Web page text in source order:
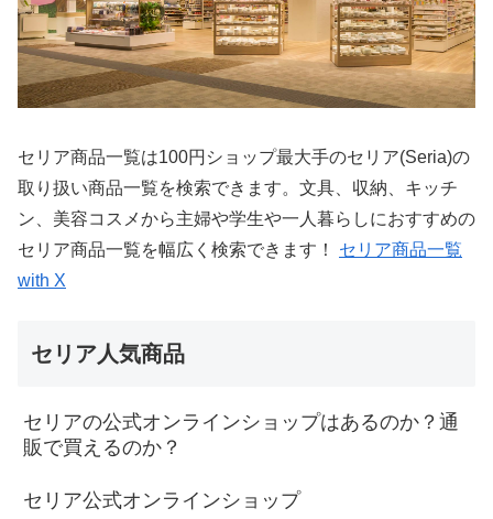
セリア商品一覧は100円ショップ最大手のセリア(Seria)の
取り扱い商品一覧を検索できます。文具、収納、キッチ
ン、美容コスメから主婦や学生や一人暮らしにおすすめの
セリア商品一覧を幅広く検索できます！ セリア商品一覧
with X
セリア人気商品
セリアの公式オンラインショップはあるのか？通
販で買えるのか？
セリア公式オンラインショップ